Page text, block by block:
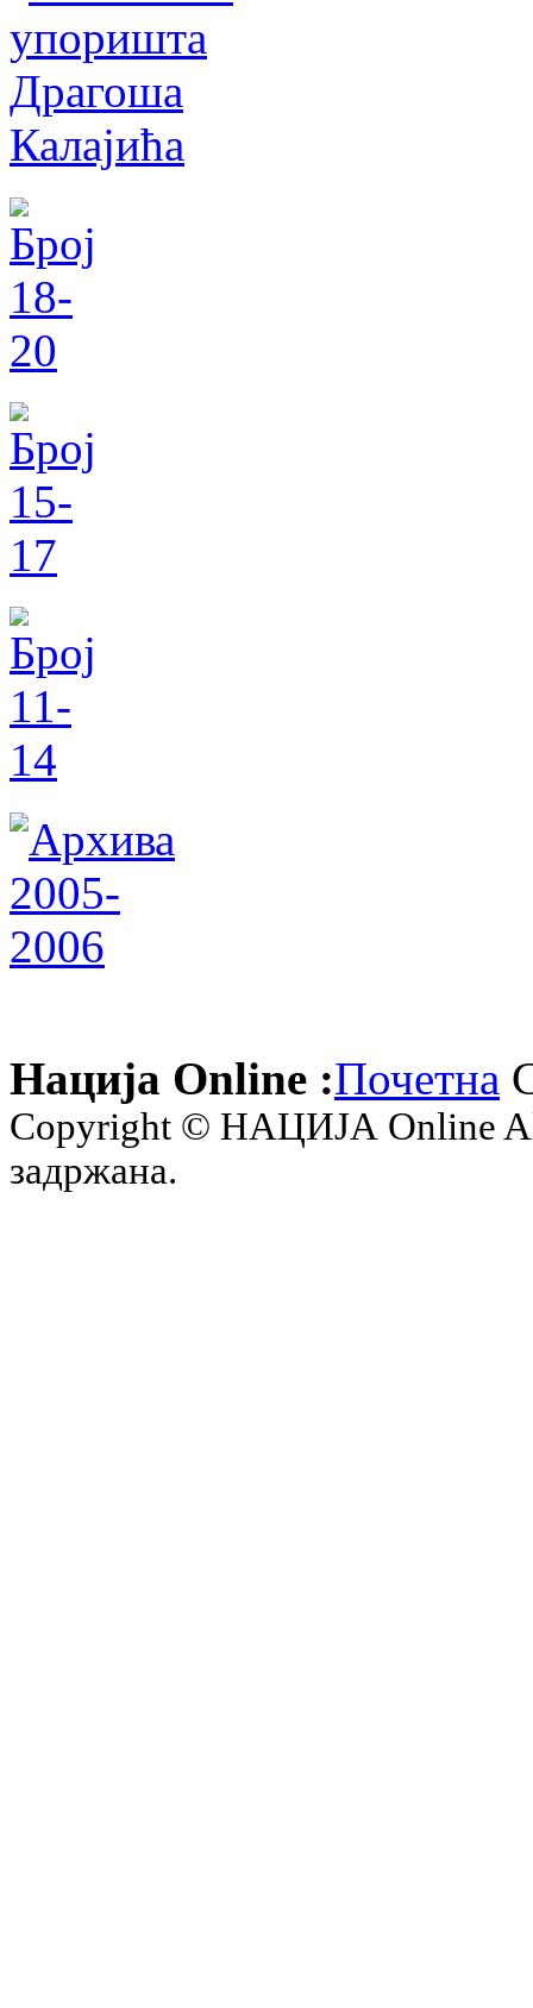
Нација Online :Почетна
Copyright © НАЦИЈА Online
задржана.